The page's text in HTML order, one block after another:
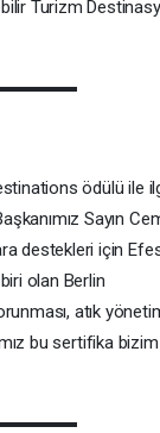
Turizm
ödülü ile
Sayın
destekleri için
olan Berlin
atık
bu sertifika